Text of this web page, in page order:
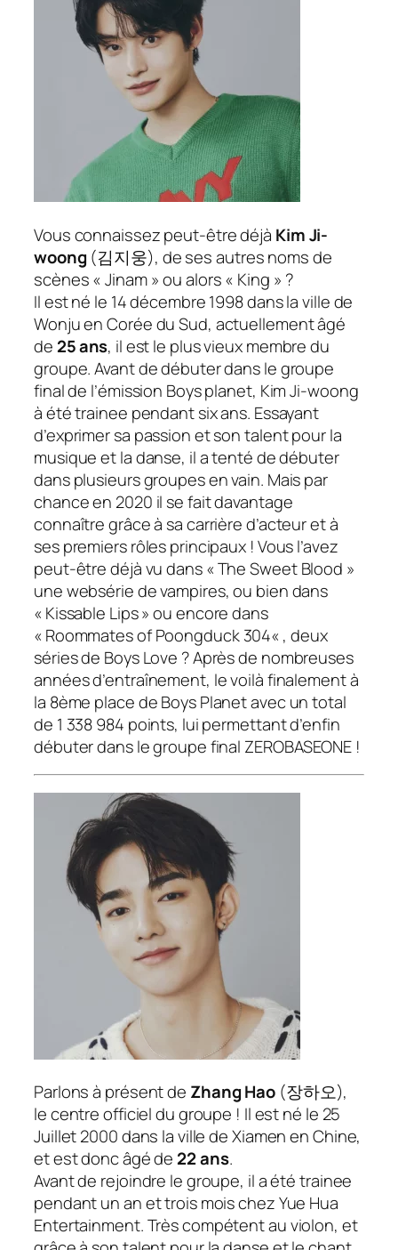
Vous connaissez peut-être déjà Kim Ji-
woong (김지웅), de ses autres noms de
scènes « Jinam » ou alors « King » ?
Il est né le 14 décembre 1998 dans la ville de
Wonju en Corée du Sud, actuellement âgé
de 25 ans, il est le plus vieux membre du
groupe. Avant de débuter dans le groupe
final de l’émission Boys planet, Kim Ji-woong
à été trainee pendant six ans. Essayant
d’exprimer sa passion et son talent pour la
musique et la danse, il a tenté de débuter
dans plusieurs groupes en vain. Mais par
chance en 2020 il se fait davantage
connaître grâce à sa carrière d’acteur et à
ses premiers rôles principaux ! Vous l’avez
peut-être déjà vu dans « The Sweet Blood »
une websérie de vampires, ou bien dans
« Kissable Lips» ou encore dans
« Roommates of Poongduck 304« , deux
séries de Boys Love ? Après de nombreuses
années d’entraînement, le voilà finalement à
la 8ème place de Boys Planet avec un total
de 1 338 984 points, lui permettant d’enfin
débuter dans le groupe final ZEROBASEONE !
Parlons à présent de Zhang Hao (장하오),
le centre officiel du groupe ! Il est né le 25
Juillet 2000 dans la ville de Xiamen en Chine,
et est donc âgé de 22 ans.
Avant de rejoindre le groupe, il a été trainee
pendant un an et trois mois chez Yue Hua
Entertainment. Très compétent au violon, et